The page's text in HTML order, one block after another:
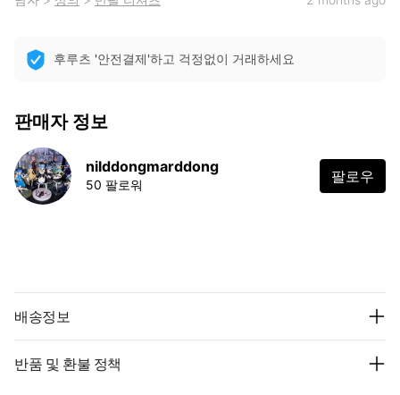
후루츠 '안전결제'하고 걱정없이 거래하세요
판매자 정보
nilddongmarddong
50 팔로워 팔로우
배송정보
반품 및 환불 정책